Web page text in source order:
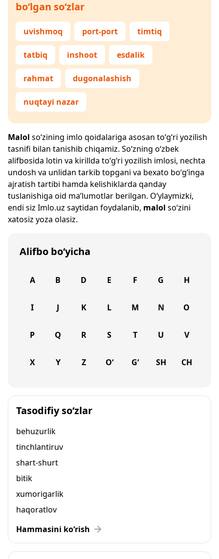
bo‘lgan so‘zlar
uvishmoq port-port timtiq
tatbiq inshoot esdalik
rahmat dugonalashish
nuqtayi nazar
Malol so‘zining imlo qoidalariga asosan to‘g‘ri yozilish
tasnifi bilan tanishib chiqamiz. So‘zning o‘zbek
alifbosida lotin va kirillda to‘g‘ri yozilish imlosi, nechta
undosh va unlidan tarkib topgani va bexato bo‘g‘inga
ajratish tartibi hamda kelishiklarda qanday
tuslanishiga oid ma’lumotlar berilgan. O‘ylaymizki,
endi siz Imlo.uz saytidan foydalanib, malol so‘zini
xatosiz yoza olasiz.
Alifbo bo‘yicha
A B D E F G H
I J K L M N O
P Q R S T U V
X Y Z O‘ G‘ SH CH
Tasodifiy so‘zlar
behuzurlik
tinchlantiruv
shart-shurt
bitik
xumorigarlik
haqoratlov
Hammasini ko‘rish